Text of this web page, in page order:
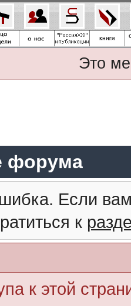
Это
форума
Если
к
к этой